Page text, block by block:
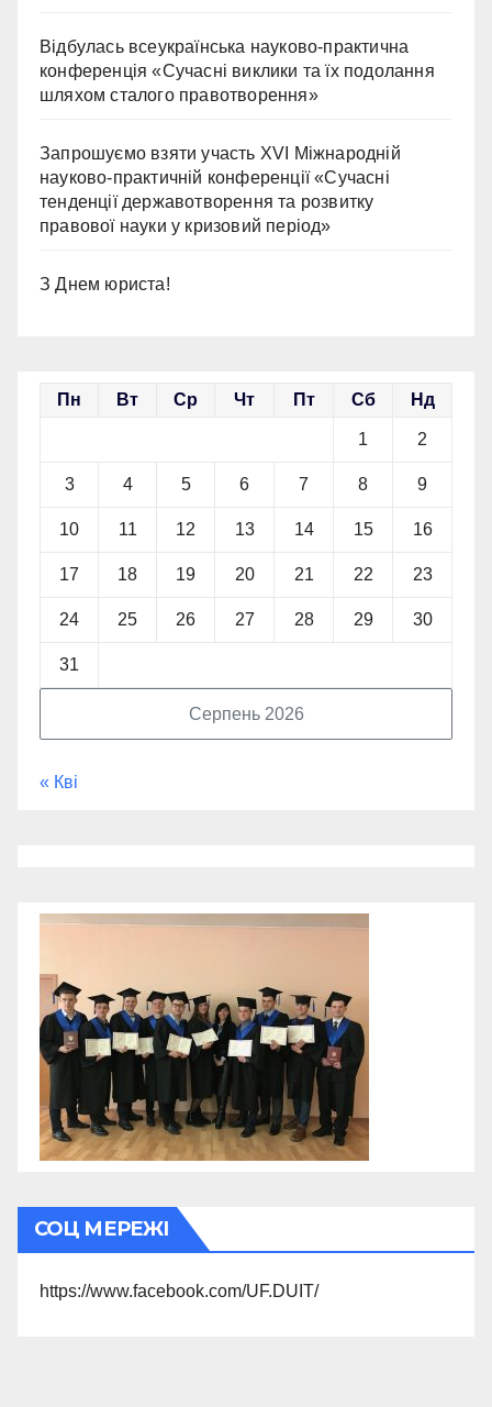
Відбулась всеукраїнська науково-практична
конференція «Сучасні виклики та їх подолання
шляхом сталого правотворення»
Запрошуємо взяти участь ХVІ Міжнародній
науково-практичній конференції «Сучасні
тенденції державотворення та розвитку
правової науки у кризовий період»
З Днем юриста!
Серпень 2026
Пн Вт Ср Чт Пт Сб Нд
1 2
3 4 5 6 7 8 9
10 11 12 13 14 15 16
17 18 19 20 21 22 23
24 25 26 27 28 29 30
31
« Кві
СОЦ МЕРЕЖІ
https://www.facebook.com/UF.DUIT/